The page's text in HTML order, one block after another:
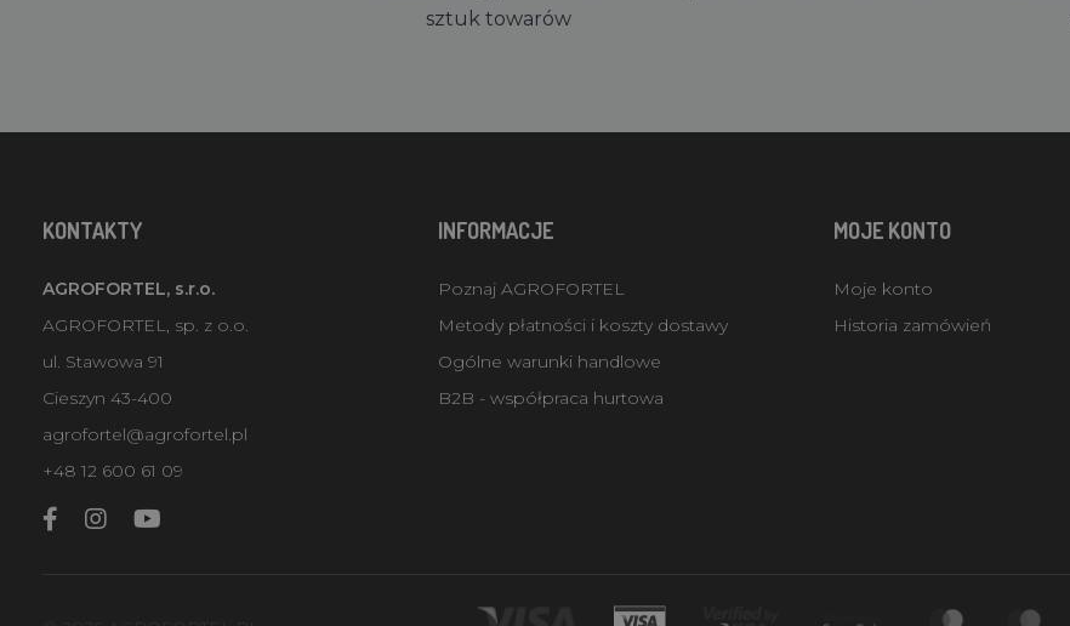
sztuk towarów
KONTAKTY
AGROFORTEL, s.r.o.
AGROFORTEL, sp. z o.o.
ul. Stawowa 91
Cieszyn 43-400
agrofortel@agrofortel.pl
+48 12 600 61 09
INFORMACJE
Poznaj AGROFORTEL
Metody płatności i koszty dostawy
Ogólne warunki handlowe
B2B - współpraca hurtowa
MOJE KONTO
Moje konto
Historia zamówień